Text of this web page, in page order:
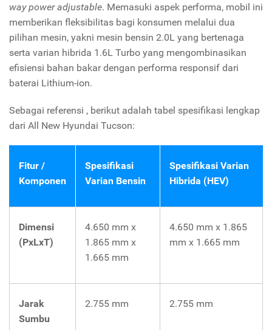
way power adjustable. Memasuki aspek performa, mobil ini
memberikan fleksibilitas bagi konsumen melalui dua
pilihan mesin, yakni mesin bensin 2.0L yang bertenaga
serta varian hibrida 1.6L Turbo yang mengombinasikan
efisiensi bahan bakar dengan performa responsif dari
baterai Lithium-ion.
Sebagai referensi , berikut adalah tabel spesifikasi lengkap
dari All New Hyundai Tucson:
Fitur /
Komponen
Spesifikasi
Varian Bensin
Spesifikasi Varian
Hibrida (HEV)
Dimensi
(PxLxT)
4.650 mm x
1.865 mm x
1.665 mm
4.650 mm x 1.865
mm x 1.665 mm
Jarak
Sumbu
2.755 mm 2.755 mm